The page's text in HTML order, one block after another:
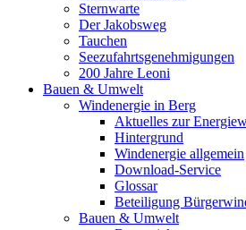
Sternwarte
Der Jakobsweg
Tauchen
Seezufahrtsgenehmigungen
200 Jahre Leoni
Bauen & Umwelt
Windenergie in Berg
Aktuelles zur
Hintergrund
Windenergie allgemein
Download-Service
Glossar
Beteiligung
Bauen & Umwelt